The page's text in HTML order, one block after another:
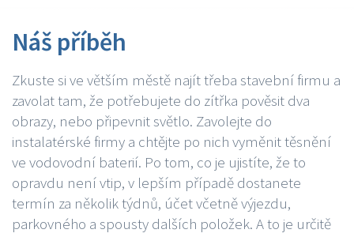
Náš příběh
Zkuste si ve větším městě najít třeba stavební firmu a
zavolat tam, že potřebujete do zítřka pověsit dva
obrazy, nebo připevnit světlo. Zavolejte do
instalatérské firmy a chtějte po nich vyměnit těsnění
ve vodovodní baterií. Po tom, co je ujistíte, že to
opravdu není vtip, v lepším případě dostanete
termín za několik týdnů, účet včetně výjezdu,
parkovného a spousty dalších položek. A to je určitě